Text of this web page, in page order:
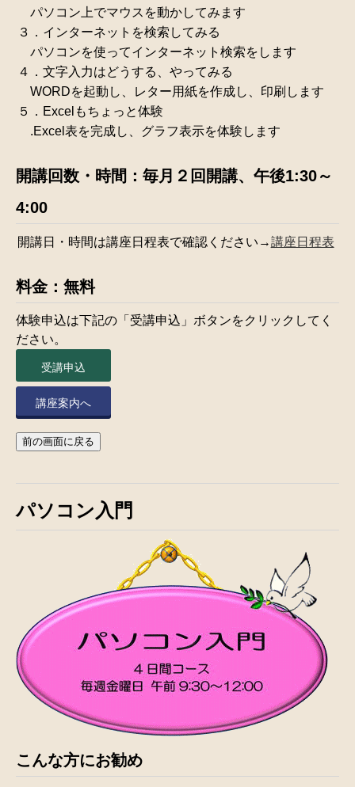
パソコン上でマウスを動かしてみます
３．インターネットを検索してみる
パソコンを使ってインターネット検索をします
４．文字入力はどうする、やってみる
WORDを起動し、レター用紙を作成し、印刷します
５．Excelもちょっと体験
.Excel表を完成し、グラフ表示を体験します
開講回数・時間：毎月２回開講、午後1:30～
4:00
開講日・時間は講座日程表で確認ください→講座日程表
料金：無料
体験申込は下記の「受講申込」ボタンをクリックしてく
ださい。
受講申込
講座案内へ
前の画面に戻る
パソコン入門
こんな方にお勧め